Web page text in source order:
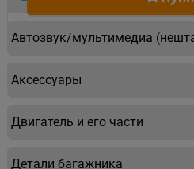
Автозвук/мультимедиа
Аксессуары
Двигатель и его части
Детали багажника